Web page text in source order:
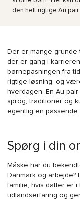
den helt rigtige Au pair.
Der er mange
der er gang i
børnepasningen fra
rigtige løsning, og
hverdagen. En Au
sprog, traditioner og
egentlig en passende
Spørg i din
Måske har du
Danmark og arbejde?
familie, hvis datter er
udlandserfaring og